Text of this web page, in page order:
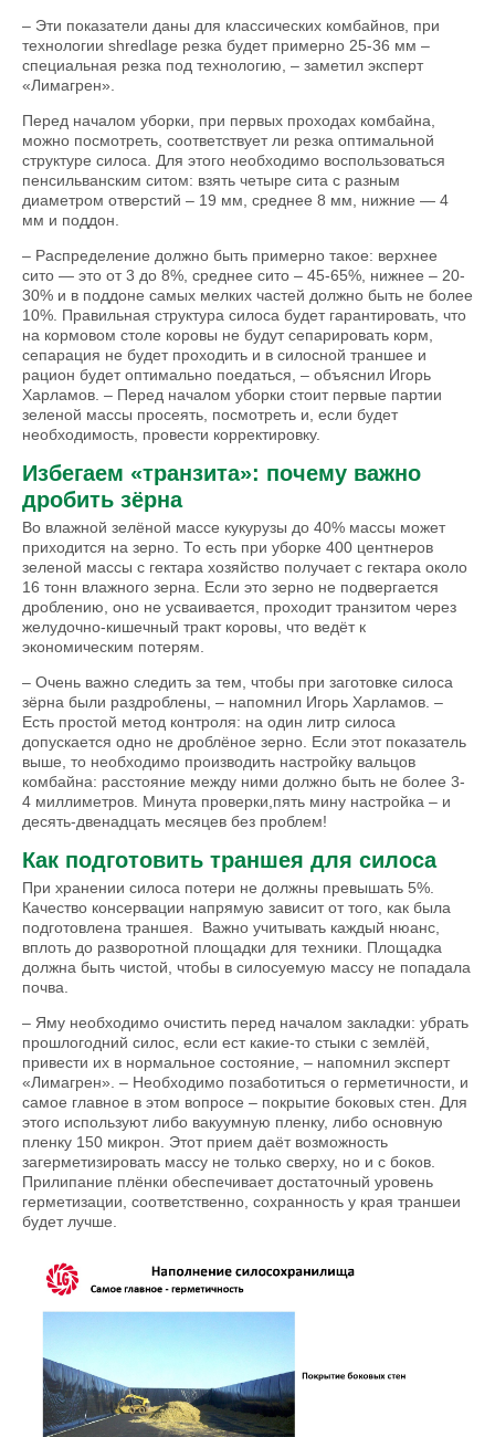
– Эти показатели даны для классических комбайнов, при
технологии shredlage резка будет примерно 25-36 мм –
специальная резка под технологию, – заметил эксперт
«Лимагрен».
Перед началом уборки, при первых проходах комбайна,
можно посмотреть, соответствует ли резка оптимальной
структуре силоса. Для этого необходимо воспользоваться
пенсильванским ситом: взять четыре сита с разным
диаметром отверстий – 19 мм, среднее 8 мм, нижние — 4
мм и поддон.
– Распределение должно быть примерно такое: верхнее
сито — это от 3 до 8%, среднее сито – 45-65%, нижнее – 20-
30% и в поддоне самых мелких частей должно быть не более
10%. Правильная структура силоса будет гарантировать, что
на кормовом столе коровы не будут сепарировать корм,
сепарация не будет проходить и в силосной траншее и
рацион будет оптимально поедаться, – объяснил Игорь
Харламов. – Перед началом уборки стоит первые партии
зеленой массы просеять, посмотреть и, если будет
необходимость, провести корректировку.
Избегаем «транзита»: почему важно
дробить зёрна
Во влажной зелёной массе кукурузы до 40% массы может
приходится на зерно. То есть при уборке 400 центнеров
зеленой массы с гектара хозяйство получает с гектара около
16 тонн влажного зерна. Если это зерно не подвергается
дроблению, оно не усваивается, проходит транзитом через
желудочно-кишечный тракт коровы, что ведёт к
экономическим потерям.
– Очень важно следить за тем, чтобы при заготовке силоса
зёрна были раздроблены, – напомнил Игорь Харламов. –
Есть простой метод контроля: на один литр силоса
допускается одно не дроблёное зерно. Если этот показатель
выше, то необходимо производить настройку вальцов
комбайна: расстояние между ними должно быть не более 3-
4 миллиметров. Минута проверки,пять мину настройка – и
десять-двенадцать месяцев без проблем!
Как подготовить траншея для силоса
При хранении силоса потери не должны превышать 5%.
Качество консервации напрямую зависит от того, как была
подготовлена траншея. Важно учитывать каждый нюанс,
вплоть до разворотной площадки для техники. Площадка
должна быть чистой, чтобы в силосуемую массу не попадала
почва.
– Яму необходимо очистить перед началом закладки: убрать
прошлогодний силос, если ест какие-то стыки с землёй,
привести их в нормальное состояние, – напомнил эксперт
«Лимагрен». – Необходимо позаботиться о герметичности, и
самое главное в этом вопросе – покрытие боковых стен. Для
этого используют либо вакуумную пленку, либо основную
пленку 150 микрон. Этот прием даёт возможность
загерметизировать массу не только сверху, но и с боков.
Прилипание плёнки обеспечивает достаточный уровень
герметизации, соответственно, сохранность у края траншеи
будет лучше.